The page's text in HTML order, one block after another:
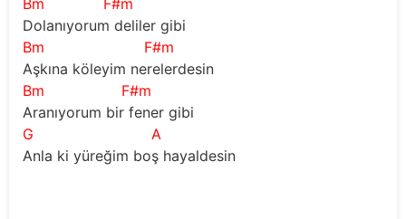
Bm
F#m
Dolanıyorum deliler gibi
Bm
F#m
Aşkına köleyim nerelerdesin
Bm
F#m
Aranıyorum bir fener gibi
G
A
Anla ki yüreğim boş hayaldesin